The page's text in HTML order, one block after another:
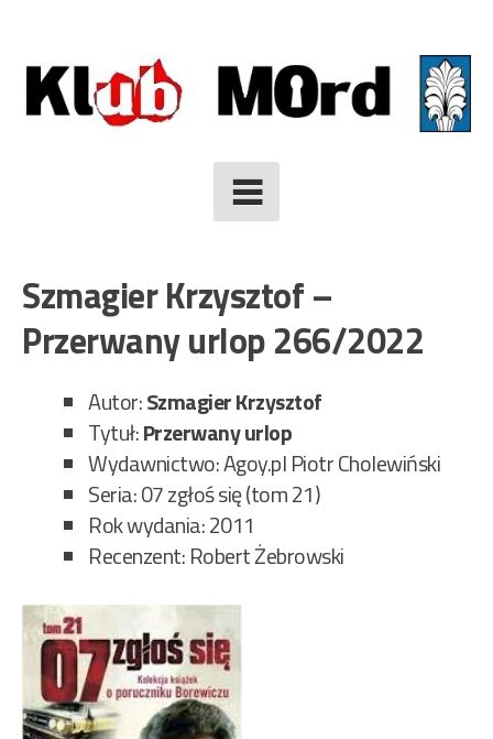
to
content
Szmagier Krzysztof –
Przerwany urlop 266/2022
Autor:Szmagier Krzysztof
Tytuł:Przerwany urlop
Wydawnictwo: Agoy.pl Piotr Cholewiński
Seria: 07 zgłoś się (tom 21)
Rok wydania: 2011
Recenzent: Robert Żebrowski